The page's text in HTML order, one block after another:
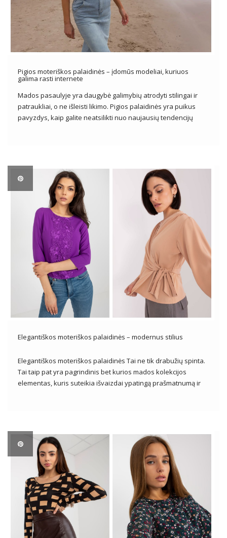
Pigios moteriškos palaidinės – įdomūs modeliai, kuriuos
galima rasti internete
Mados pasaulyje yra daugybė galimybių atrodyti stilingai ir
patraukliai, o ne išleisti likimo. Pigios palaidinės yra puikus
pavyzdys, kaip galite neatsilikti nuo naujausių tendencijų
Elegantiškos moteriškos palaidinės – modernus stilius
Elegantiškos moteriškos palaidinės Tai ne tik drabužių spinta.
Tai taip pat yra pagrindinis bet kurios mados kolekcijos
elementas, kuris suteikia išvaizdai ypatingą prašmatnumą ir